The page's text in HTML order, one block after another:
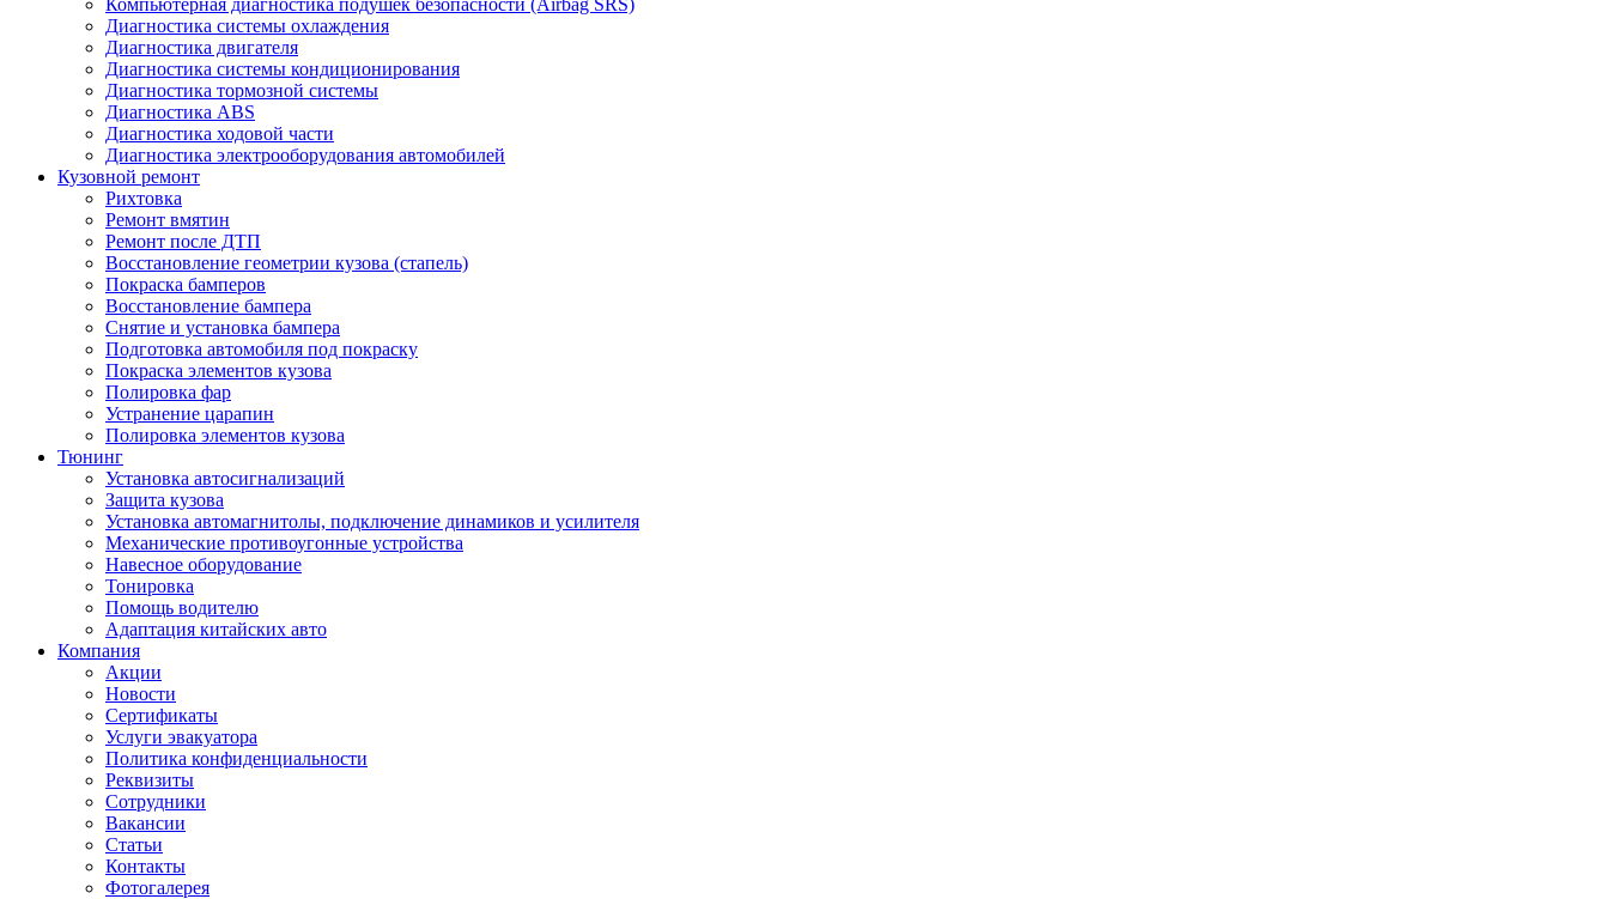
Компьютерная диагностика подушек безопасности (Airbag SRS)
Диагностика системы охлаждения
Диагностика двигателя
Диагностика системы кондиционирования
Диагностика тормозной системы
Диагностика ABS
Диагностика ходовой части
Диагностика электрооборудования автомобилей
Кузовной ремонт
Рихтовка
Ремонт вмятин
Ремонт после ДТП
Восстановление геометрии кузова (стапель)
Покраска бамперов
Восстановление бампера
Снятие и установка бампера
Подготовка автомобиля под покраску
Покраска элементов кузова
Полировка фар
Устранение царапин
Полировка элементов кузова
Тюнинг
Установка автосигнализаций
Защита кузова
Установка автомагнитолы, подключение динамиков и усилителя
Механические противоугонные устройства
Навесное оборудование
Тонировка
Помощь водителю
Адаптация китайских авто
Компания
Акции
Новости
Сертификаты
Услуги эвакуатора
Политика конфиденциальности
Реквизиты
Сотрудники
Вакансии
Статьи
Контакты
Фотогалерея